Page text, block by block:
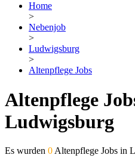
Home
>
Nebenjob
>
Ludwigsburg
>
Altenpflege Jobs
Altenpflege
Ludwigsburg
Es wurden 0 Altenpflege Jobs in